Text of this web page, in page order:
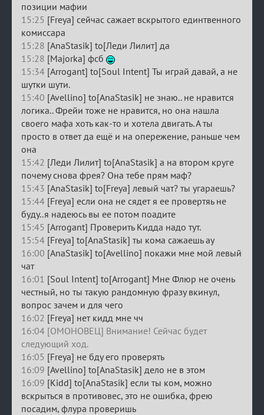
позиции мафии
15:25 [Freya] сейчас сажает вскрытого единтвенного
комиссара
15:28 [AnaStasik] to[Леди Лилит] да
15:28 [Majorka] фсб
15:34 [Arrogant] to[Soul Intent] Ты играй давай, а не
шутки шути.
15:40 [Avellino] to[AnaStasik] не знаю.. не нравится
логика.. Фрейи тоже не нравится, но она нашла
своего мафа хоть как-то и хотела двигать. А ты
просто в ответ да ещё и на опережение, раньше чем
она
15:42 [Леди Лилит] to[AnaStasik] а на втором круге
почему снова фрея? Она тебе прям маф?
15:43 [AnaStasik] to[Freya] левый чат? ты угараешь?
15:44 [Freya] если она не сядет я ее провертяь не
буду..я надеюсь вы ее потом поадите
15:45 [Arrogant] Проверить Кидда надо тут.
15:54 [Freya] to[AnaStasik] ты кома сажаешь ау
16:00 [AnaStasik] to[Avellino] покажи мне мой левый
чат
16:01 [Soul Intent] to[Arrogant] Мне Флюр не очень
честный, но ты такую рандомную фразу вкинул,
вопрос зачем и для чего
16:02 [Freya] нет кидд мне чч
16:04 [ОМОНОВЕЦ] Внимание! Сейчас будет
следующий ход.
16:05 [Freya] не бду его проверять
16:09 [Avellino] to[AnaStasik] дело не в этом
16:09 [Kidd] to[AnaStasik] если ты ком, можно
вскрыться в противовес, это не ошибка, фрею
посадим, флура проверишь